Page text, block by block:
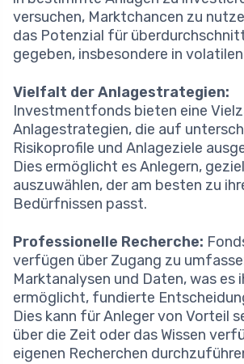
versuchen, Marktchancen zu
das Potenzial für
gegeben, insbesondere in
Vielfalt der Anlagestrategien:
Investmentfonds bieten eine
Anlagestrategien, die auf
Risikoprofile und Anlageziele
Dies ermöglicht es Anlegern,
auszuwählen, der am besten zu
Bedürfnissen passt.
Professionelle Recherche:
verfügen über Zugang zu
Marktanalysen und Daten, was es
ermöglicht, fundierte
Dies kann für Anleger von Vorteil
über die Zeit oder das Wissen
eigenen Recherchen